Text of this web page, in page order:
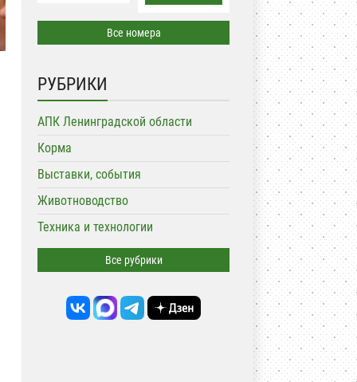
Все номера
РУБРИКИ
АПК Ленинградской области
Корма
Выставки, события
Животноводство
Техника и технологии
Все рубрики